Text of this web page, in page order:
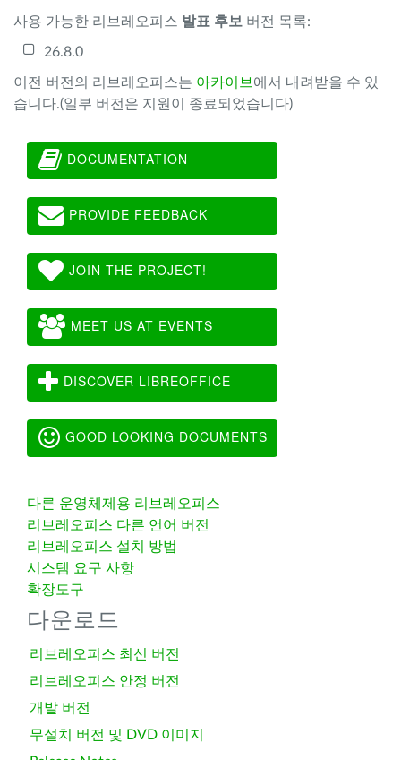
사용 가능한 리브레오피스 발표 후보 버전 목록:
26.8.0
이전 버전의 리브레오피스는 아카이브 에서 내려받을 수 있
습니다.(일부 버전은 지원이 종료되었습니다)
DOCUMENTATION
PROVIDE FEEDBACK
JOIN THE PROJECT!
MEET US AT EVENTS
DISCOVER LIBREOFFICE
GOOD LOOKING DOCUMENTS
다른 운영체제용 리브레오피스
리브레오피스 다른 언어 버전
리브레오피스 설치 방법
시스템 요구 사항
확장도구
다운로드
리브레오피스 최신 버전
리브레오피스 안정 버전
개발 버전
무설치 버전 및 DVD 이미지